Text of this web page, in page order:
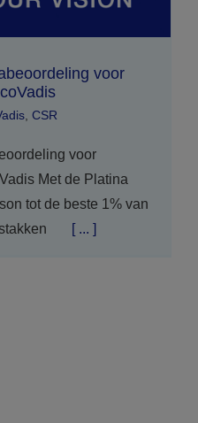
voor
, CSR
voor
Met de Platina
tot de beste 1% van
[ ... ]